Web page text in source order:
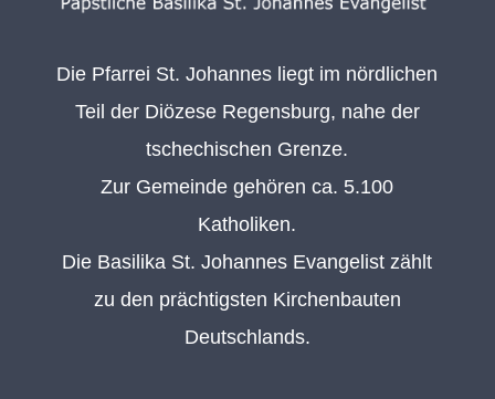
Die Pfarrei St. Johannes liegt im nördlichen
Teil der Diözese Regensburg, nahe der
tschechischen Grenze.
Zur Gemeinde gehören ca. 5.100
Katholiken.
Die Basilika St. Johannes Evangelist zählt
zu den prächtigsten Kirchenbauten
Deutschlands.